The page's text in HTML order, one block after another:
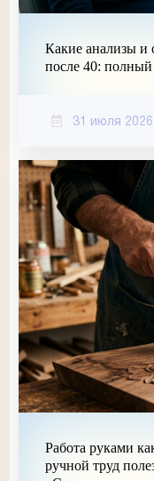
Какие анализы
после 40:
31 июля 2026
Работа руками
ручной труд